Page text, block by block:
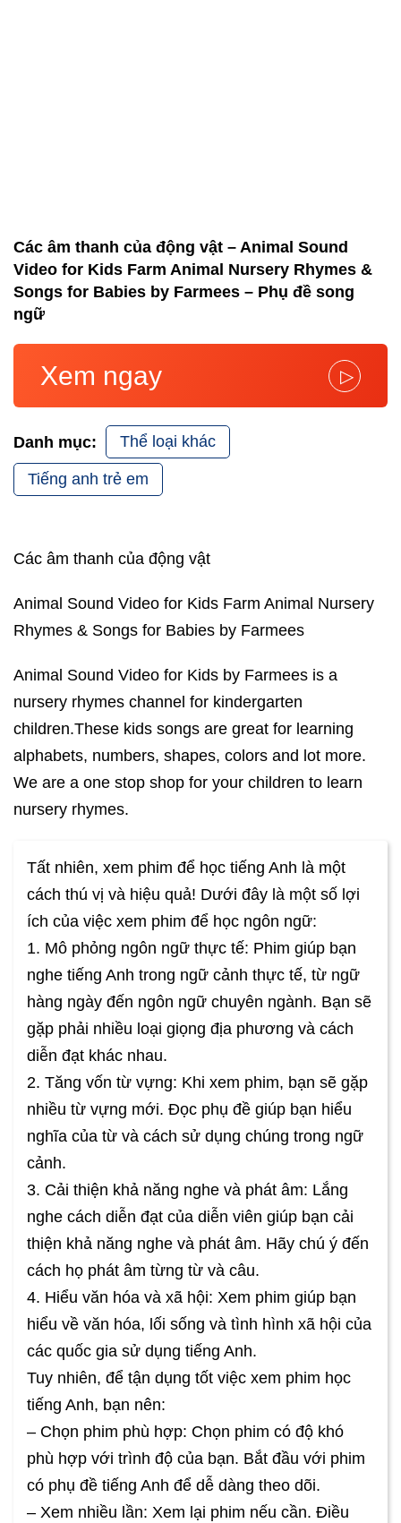
Các âm thanh của động vật – Animal Sound
Video for Kids Farm Animal Nursery Rhymes &
Songs for Babies by Farmees – Phụ đề song
ngữ
Danh mục: Thể loại khác
Tiếng anh trẻ em
Xem ngay ▷
Các âm thanh của động vật
Animal Sound Video for Kids Farm Animal Nursery
Rhymes & Songs for Babies by Farmees
Animal Sound Video for Kids by Farmees is a
nursery rhymes channel for kindergarten
children.These kids songs are great for learning
alphabets, numbers, shapes, colors and lot more.
We are a one stop shop for your children to learn
nursery rhymes.
Tất nhiên, xem phim để học tiếng Anh là một
cách thú vị và hiệu quả! Dưới đây là một số lợi
ích của việc xem phim để học ngôn ngữ:
1. Mô phỏng ngôn ngữ thực tế: Phim giúp bạn
nghe tiếng Anh trong ngữ cảnh thực tế, từ ngữ
hàng ngày đến ngôn ngữ chuyên ngành. Bạn sẽ
gặp phải nhiều loại giọng địa phương và cách
diễn đạt khác nhau.
2. Tăng vốn từ vựng: Khi xem phim, bạn sẽ gặp
nhiều từ vựng mới. Đọc phụ đề giúp bạn hiểu
nghĩa của từ và cách sử dụng chúng trong ngữ
cảnh.
3. Cải thiện khả năng nghe và phát âm: Lắng
nghe cách diễn đạt của diễn viên giúp bạn cải
thiện khả năng nghe và phát âm. Hãy chú ý đến
cách họ phát âm từng từ và câu.
4. Hiểu văn hóa và xã hội: Xem phim giúp bạn
hiểu về văn hóa, lối sống và tình hình xã hội của
các quốc gia sử dụng tiếng Anh.
Tuy nhiên, để tận dụng tốt việc xem phim học
tiếng Anh, bạn nên:
– Chọn phim phù hợp: Chọn phim có độ khó
phù hợp với trình độ của bạn. Bắt đầu với phim
có phụ đề tiếng Anh để dễ dàng theo dõi.
– Xem nhiều lần: Xem lại phim nếu cần. Điều